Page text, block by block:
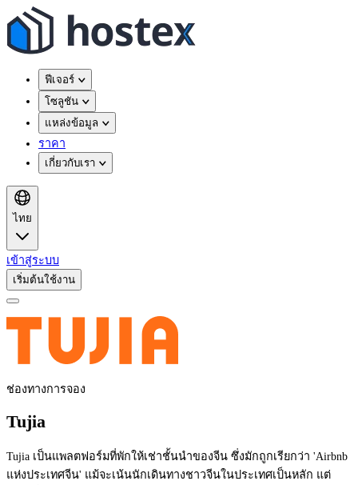
ฟีเจอร์
โซลูชัน
แหล่งข้อมูล
ราคา
เกี่ยวกับเรา
ไทย
เข้าสู่ระบบ
เริ่มต้นใช้งาน
ช่องทางการจอง
Tujia
Tujia เป็นแพลตฟอร์มที่พักให้เช่าชั้นนำของจีน ซึ่งมักถูกเรียกว่า 'Airbnb
แห่งประเทศจีน' แม้จะเน้นนักเดินทางชาวจีนในประเทศเป็นหลัก แต่